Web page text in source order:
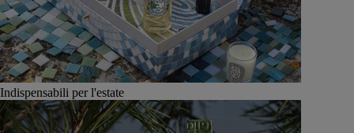
Indispensabili per l'estate